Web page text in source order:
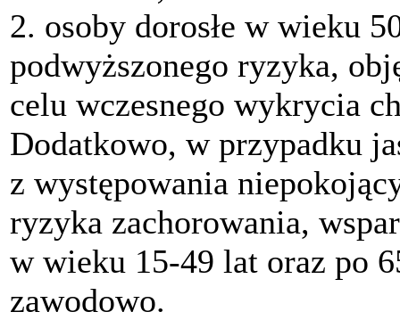
2. osoby dorosłe w wieku
podwyższonego ryzyka,
celu wczesnego wykrycia
Dodatkowo, w przypadku
z występowania
ryzyka zachorowania,
w wieku 15-49 lat oraz po
zawodowo.